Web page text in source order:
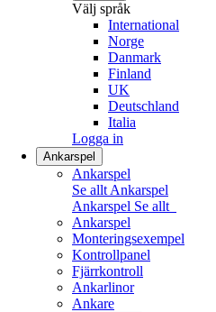
Välj språk
International
Norge
Danmark
Finland
UK
Deutschland
Italia
Logga in
Ankarspel
Ankarspel
Se allt Ankarspel
Ankarspel Se allt
Ankarspel
Monteringsexempel
Kontrollpanel
Fjärrkontroll
Ankarlinor
Ankare